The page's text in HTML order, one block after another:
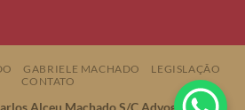
GABRIELE MACHADO
LEGISLAÇÃO
CONTATO
Alceu Machado S/C Advogados